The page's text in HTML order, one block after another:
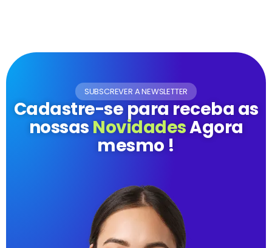
SUBSCREVER A NEWSLETTER
Cadastre-se para receba as
nossas NovidadesAgora
mesmo !